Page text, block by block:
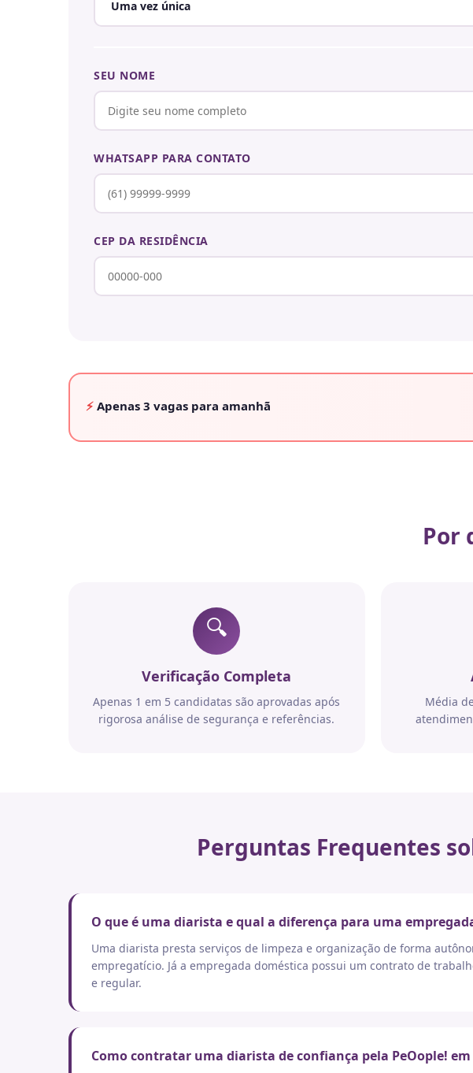
SEU NOME
WHATSAPP PARA CONTATO
CEP DA RESIDÊNCIA
⚡ Apenas 3 vagas para amanhã
Por
🔍
Verificação Completa
Apenas 1 em 5 candidatas são aprovadas após
rigorosa análise de segurança e referências.
Média
Perguntas Frequentes
O que é uma diarista e qual a diferença para uma
Uma diarista presta serviços de limpeza e organização de forma
empregatício. Já a empregada doméstica possui um contrato de
e regular.
Como contratar uma diarista de confiança pela PeOople! em